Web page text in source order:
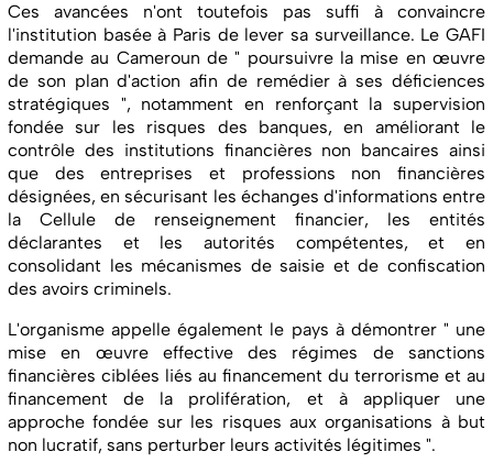
Ces avancées n'ont toutefois pas suffi à convaincre
l'institution basée à Paris de lever sa surveillance. Le GAFI
demande au Cameroun de " poursuivre la mise en œuvre
de son plan d'action afin de remédier à ses déficiences
stratégiques ", notamment en renforçant la supervision
fondée sur les risques des banques, en améliorant le
contrôle des institutions financières non bancaires ainsi
que des entreprises et professions non financières
désignées, en sécurisant les échanges d'informations entre
la Cellule de renseignement financier, les entités
déclarantes et les autorités compétentes, et en
consolidant les mécanismes de saisie et de confiscation
des avoirs criminels.
L'organisme appelle également le pays à démontrer " une
mise en œuvre effective des régimes de sanctions
financières ciblées liés au financement du terrorisme et au
financement de la prolifération, et à appliquer une
approche fondée sur les risques aux organisations à but
non lucratif, sans perturber leurs activités légitimes ".